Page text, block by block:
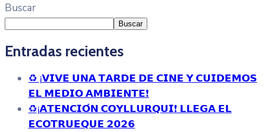
Buscar
Buscar
Entradas recientes
♻️ ¡𝗩𝗜𝗩𝗘 𝗨𝗡𝗔 𝗧𝗔𝗥𝗗𝗘 𝗗𝗘 𝗖𝗜𝗡𝗘 𝗬 𝗖𝗨𝗜𝗗𝗘𝗠𝗢𝗦
𝗘𝗟 𝗠𝗘𝗗𝗜𝗢 𝗔𝗠𝗕𝗜𝗘𝗡𝗧𝗘❗
♻️¡𝗔𝗧𝗘𝗡𝗖𝗜𝗢́𝗡 𝗖𝗢𝗬𝗟𝗟𝗨𝗥𝗤𝗨𝗜❗ 𝗟𝗟𝗘𝗚𝗔 𝗘𝗟
𝗘𝗖𝗢𝗧𝗥𝗨𝗘𝗤𝗨𝗘 𝟮𝟬𝟮𝟲